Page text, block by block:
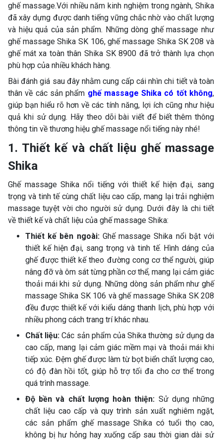
ghế massage.Với nhiều năm kinh nghiệm trong ngành, Shika
đã xây dựng được danh tiếng vững chắc nhờ vào chất lượng
và hiệu quả của sản phẩm. Những dòng ghế massage như
ghế massage Shika SK 106, ghế massage Shika SK 208 và
ghế mát xa toàn thân Shika SK 8900 đã trở thành lựa chọn
phù hợp của nhiều khách hàng.
Bài đánh giá sau đây nhằm cung cấp cái nhìn chi tiết và toàn
thân về các sản phẩm ghế massage Shika có tốt không,
giúp bạn hiểu rõ hơn về các tính năng, lợi ích cũng như hiệu
quả khi sử dụng. Hãy theo dõi bài viết để biết thêm thông
thông tin về thương hiệu ghế massage nổi tiếng này nhé!
1. Thiết kế và chất liệu ghế massage
Shika
Ghế massage Shika nổi tiếng với thiết kế hiện đại, sang
trọng và tinh tế cùng chất liệu cao cấp, mang lại trải nghiệm
massage tuyệt vời cho người sử dụng. Dưới đây là chi tiết
về thiết kế và chất liệu của ghế massage Shika:
Thiết kế bên ngoài: Ghế massage Shika nổi bật với
thiết kế hiện đại, sang trọng và tinh tế. Hình dáng của
ghế được thiết kế theo đường cong cơ thể người, giúp
nâng đỡ và ôm sát từng phần cơ thể, mang lại cảm giác
thoải mái khi sử dụng. Những dòng sản phẩm như ghế
massage Shika SK 106 và ghế massage Shika SK 208
đều được thiết kế với kiểu dáng thanh lịch, phù hợp với
nhiều phong cách trang trí khác nhau.
Chất liệu:Các sản phẩm của Shika thường sử dụng da
cao cấp, mang lại cảm giác mềm mại và thoải mái khi
tiếp xúc. Đệm ghế được làm từ bọt biển chất lượng cao,
có độ đàn hồi tốt, giúp hỗ trợ tối đa cho cơ thể trong
quá trình massage.
Độ bền và chất lượng hoàn thiện: Sử dụng những
chất liệu cao cấp và quy trình sản xuất nghiêm ngặt,
các sản phẩm ghế massage Shika có tuổi thọ cao,
không bị hư hỏng hay xuống cấp sau thời gian dài sử